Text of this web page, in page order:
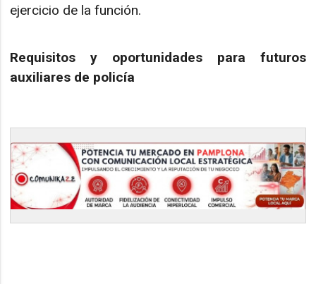
ejercicio de la función.
Requisitos y oportunidades para futuros
auxiliares de policía